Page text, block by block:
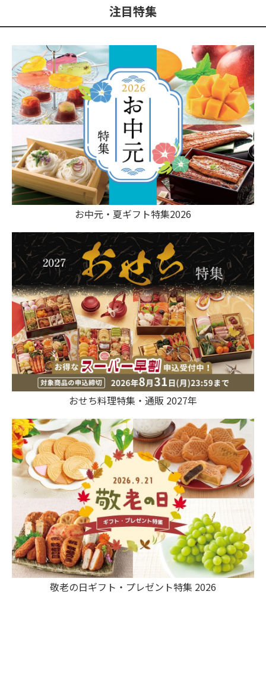
注目特集
お中元・夏ギフト特集2026
おせち料理特集・通販 2027年
敬老の日ギフト・プレゼント特集 2026